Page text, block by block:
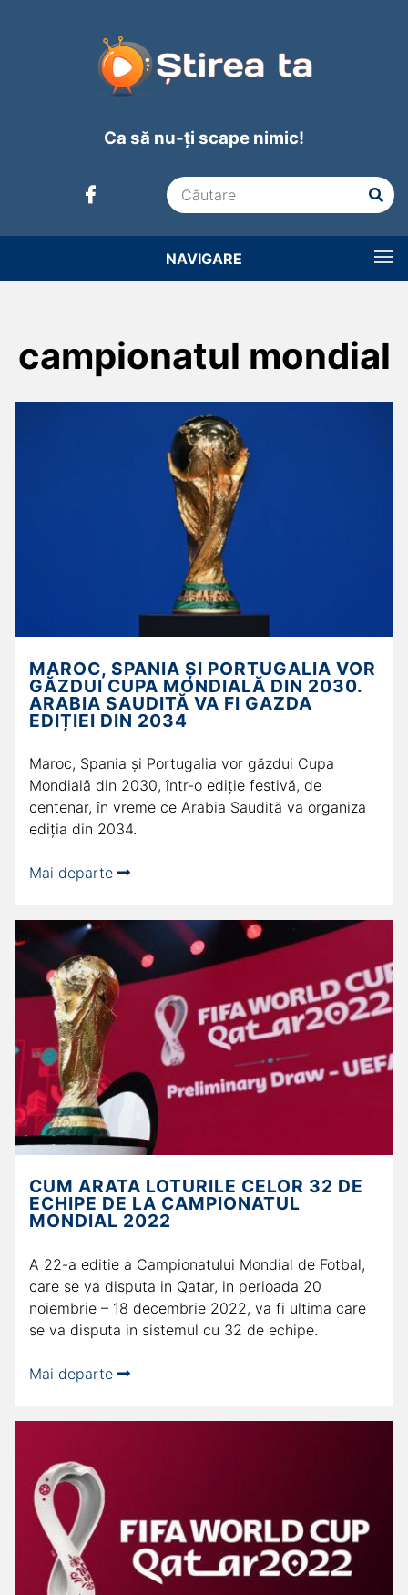
Ca să nu-ți scape nimic!
NAVIGARE
campionatul mondial
MAROC, SPANIA ŞI PORTUGALIA VOR
GĂZDUI CUPA MONDIALĂ DIN 2030.
ARABIA SAUDITĂ VA FI GAZDA
EDIȚIEI DIN 2034
Maroc, Spania şi Portugalia vor găzdui Cupa
Mondială din 2030, într-o ediție festivă, de
centenar, în vreme ce Arabia Saudită va organiza
ediția din 2034.
Mai departe
CUM ARATA LOTURILE CELOR 32 DE
ECHIPE DE LA CAMPIONATUL
MONDIAL 2022
A 22-a editie a Campionatului Mondial de Fotbal,
care se va disputa in Qatar, in perioada 20
noiembrie – 18 decembrie 2022, va fi ultima care
se va disputa in sistemul cu 32 de echipe.
Mai departe